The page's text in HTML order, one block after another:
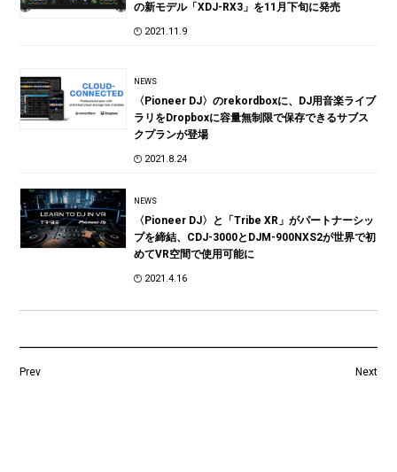
の新モデル「XDJ-RX3」を11月下旬に発売
2021.11.9
NEWS
〈Pioneer DJ〉のrekordboxに、DJ用音楽ライブ
ラリをDropboxに容量無制限で保存できるサブス
クプランが登場
2021.8.24
NEWS
〈Pioneer DJ〉と「Tribe XR」がパートナーシッ
プを締結、CDJ-3000とDJM-900NXS2が世界で初
めてVR空間で使用可能に
2021.4.16
Prev Next